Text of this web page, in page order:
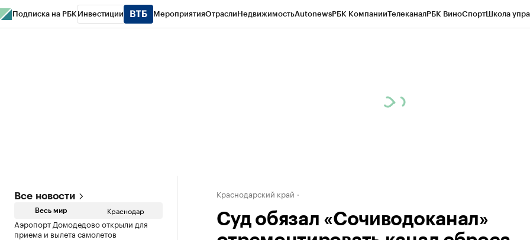
Подписка на РБК Инвестиции МероприятияОтраслиНедвижимостьAutonewsРБК КомпанииТелеканалРБК ВиноСпортШкола
Все новости
Весь мир Краснодар
Аэропорт Домодедово открыли для
приема и вылета самолетов
Краснодарский край
Суд обязал «Сочиводоканал»